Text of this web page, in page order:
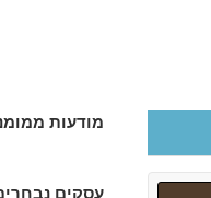
מודעות
עסקים
להשכרה לפי שעה